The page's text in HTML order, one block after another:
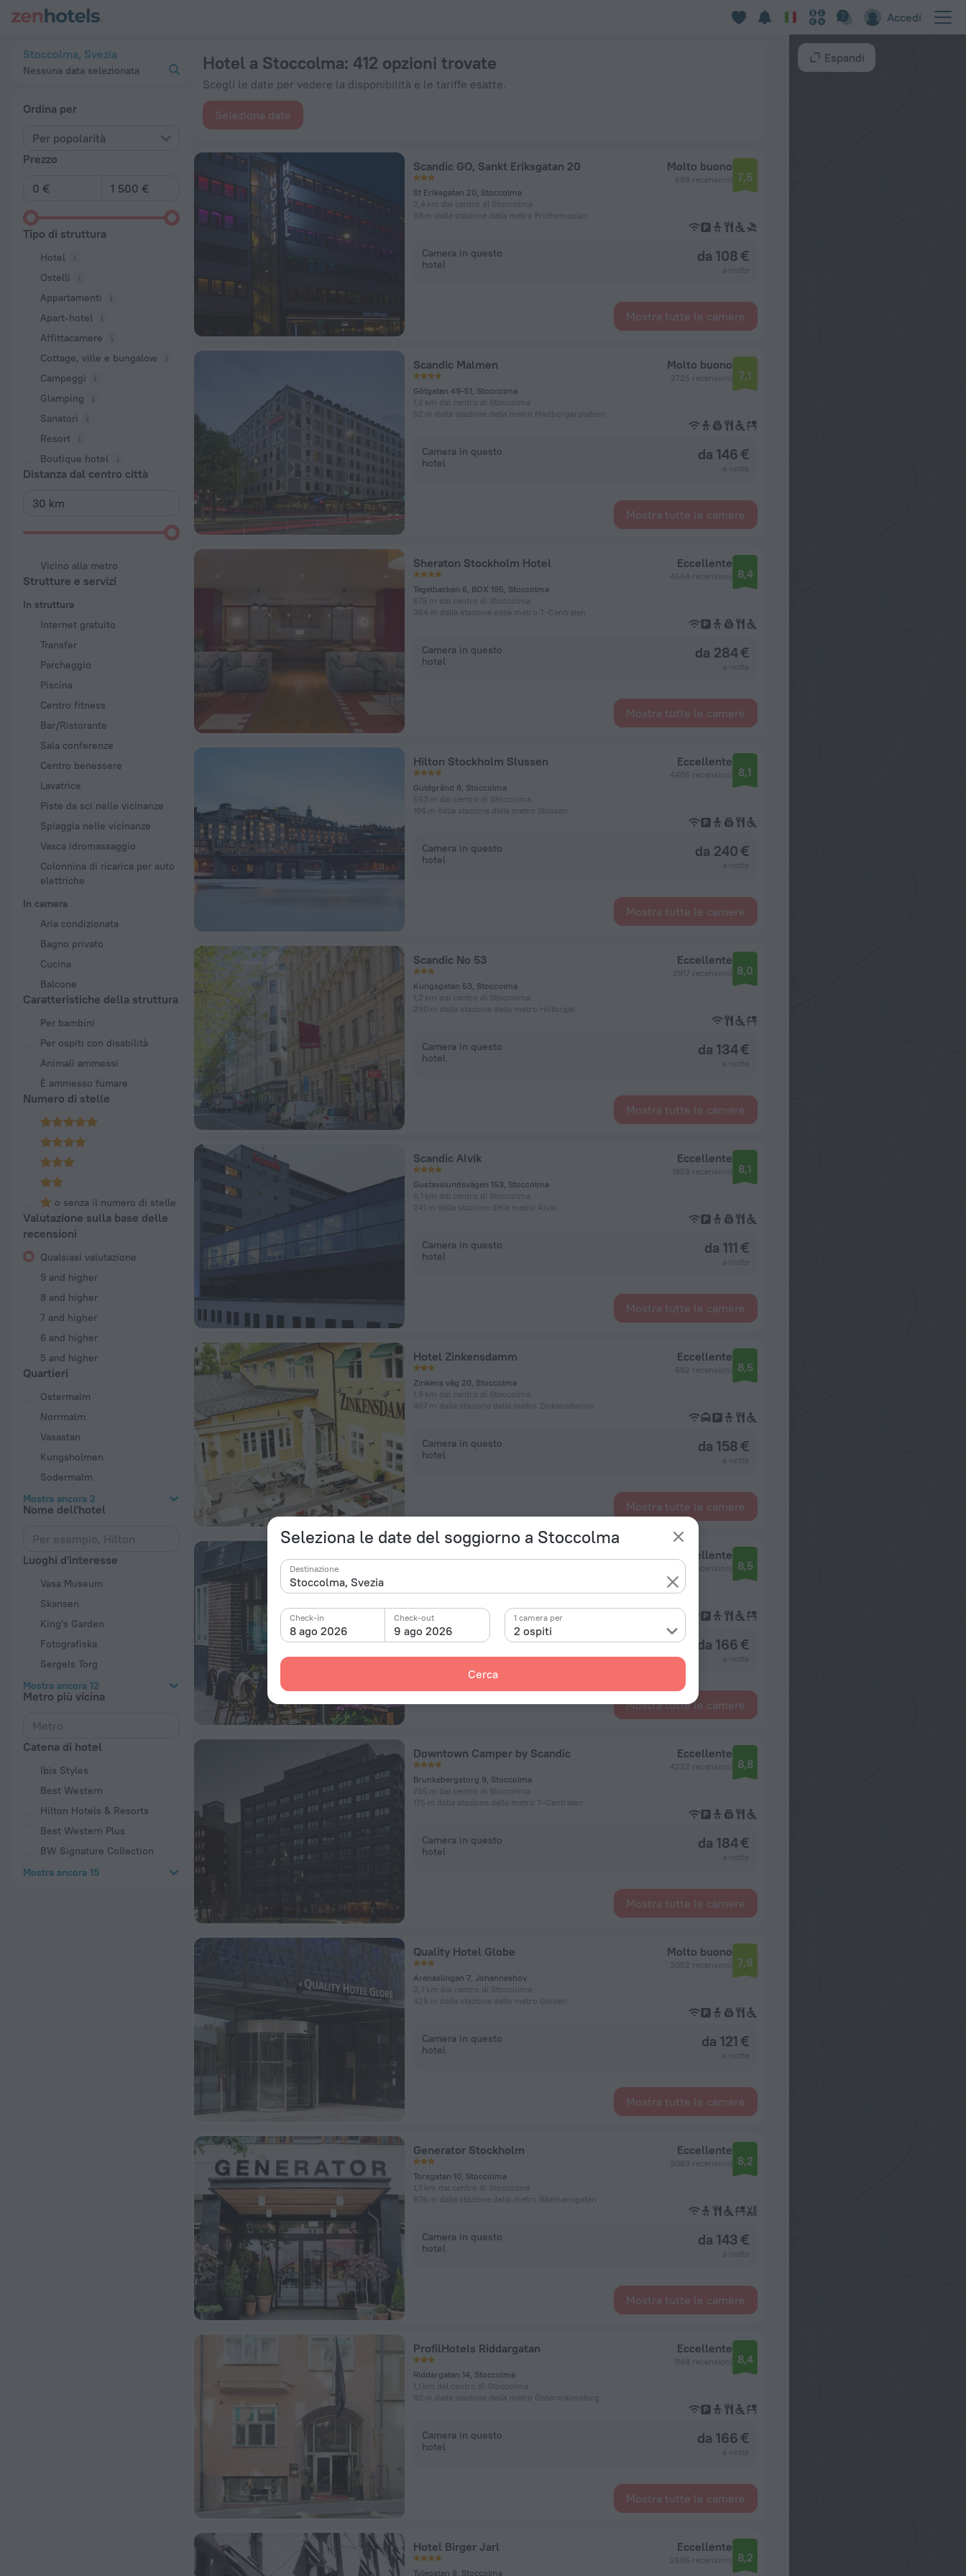
Accedi
Seleziona le date del soggiorno a Stoccolma
Destinazione
8 ago 2026
Check-in
9 ago 2026
Check-out
2 ospiti
1 camera per
Cerca
Stoccolma, Svezia
Nessuna data selezionata
Ordina per
Per popolarità
Prezzo
Tipo di struttura
Hotel
Ostelli
Appartamenti
Apart-hotel
Affittacamere
Cottage, ville e bungalow
Campeggi
Glamping
Sanatori
Resort
Boutique hotel
Distanza dal centro città
Vicino alla metro
Strutture e servizi
In struttura
Internet gratuito
Transfer
Parcheggio
Piscina
Centro fitness
Bar/Ristorante
Sala conferenze
Centro benessere
Lavatrice
Piste da sci nelle vicinanze
Spiaggia nelle vicinanze
Vasca idromassaggio
Colonnina di ricarica per auto
elettriche
In camera
Aria condizionata
Bagno privato
Cucina
Balcone
Caratteristiche della struttura
Per bambini
Per ospiti con disabilità
Animali ammessi
È ammesso fumare
Numero di stelle
o senza il numero di stelle
Valutazione sulla base delle
recensioni
Qualsiasi valutazione
9 and higher
8 and higher
7 and higher
6 and higher
5 and higher
Quartieri
Ostermalm
Norrmalm
Vasastan
Kungsholmen
Sodermalm
Mostra ancora 2
Nome dell'hotel
Luoghi d'interesse
Vasa Museum
Skansen
King's Garden
Fotografiska
Sergels Torg
Mostra ancora 12
Metro più vicina
Catena di hotel
Ibis Styles
Best Western
Hilton Hotels & Resorts
Best Western Plus
BW Signature Collection
Mostra ancora 15
Hotel a Stoccolma: 412 opzioni trovate
Scegli le date per vedere la disponibilità e le tariffe esatte.
Seleziona date
Scandic GO, Sankt Eriksgatan 20
St Eriksgatan 20, Stoccolma
2,4 km dal centro di Stoccolma
98 m dalla stazione della metro Fridhemsplan
Molto buono
688 recensioni 7,5
Camera in questo
hotel
da 108 €
Mostra tutte le camere
Scandic Malmen
Götgatan 49-51, Stoccolma
1,2 km dal centro di Stoccolma
52 m dalla stazione della metro Medborgarplatsen
Molto buono
2725 recensioni 7,1
Camera in questo
hotel
da 146 €
Mostra tutte le camere
Sheraton Stockholm Hotel
Tegelbacken 6, BOX 195, Stoccolma
675 m dal centro di Stoccolma
364 m dalla stazione della metro T-Centralen
Eccellente
4564 recensioni 8,4
Camera in questo
hotel
da 284 €
Mostra tutte le camere
Hilton Stockholm Slussen
Guldgränd 8, Stoccolma
553 m dal centro di Stoccolma
196 m dalla stazione della metro Slussen
Eccellente
4405 recensioni 8,1
Camera in questo
hotel
da 240 €
Mostra tutte le camere
Scandic No 53
Kungsgatan 53, Stoccolma
1,2 km dal centro di Stoccolma
290 m dalla stazione della metro Hötorget
Eccellente
2917 recensioni 8,0
Camera in questo
hotel
da 134 €
Mostra tutte le camere
Scandic Alvik
Gustavslundsvägen 153, Stoccolma
5,1 km dal centro di Stoccolma
241 m dalla stazione della metro Alvik
Eccellente
1859 recensioni 8,1
Camera in questo
hotel
da 111 €
Mostra tutte le camere
Hotel Zinkensdamm
Zinkens väg 20, Stoccolma
1,9 km dal centro di Stoccolma
467 m dalla stazione della metro Zinkensdamm
Eccellente
682 recensioni 8,5
Camera in questo
hotel
da 158 €
Mostra tutte le camere
1,8 km dal centro di Stoccolma
Eccellente
1330 recensioni 8,5
Camera in questo
da 166 €
Mostra tutte le camere
Downtown Camper by Scandic
Brunkebergstorg 9, Stoccolma
755 m dal centro di Stoccolma
175 m dalla stazione della metro T-Centralen
Eccellente
4232 recensioni 8,8
Camera in questo
hotel
da 184 €
Mostra tutte le camere
Quality Hotel Globe
Arenaslingan 7, Johanneshov
3,7 km dal centro di Stoccolma
425 m dalla stazione della metro Globen
Molto buono
3052 recensioni 7,9
Camera in questo
hotel
da 121 €
Mostra tutte le camere
Generator Stockholm
Torsgatan 10, Stoccolma
1,7 km dal centro di Stoccolma
676 m dalla stazione della metro Rådmansgatan
Eccellente
3083 recensioni 8,2
Camera in questo
hotel
da 143 €
Mostra tutte le camere
ProfilHotels Riddargatan
Riddargatan 14, Stoccolma
1,1 km dal centro di Stoccolma
92 m dalla stazione della metro Östermalmstorg
Eccellente
1148 recensioni 8,4
Camera in questo
hotel
da 166 €
Mostra tutte le camere
Hotel Birger Jarl
Tulegatan 8, Stoccolma
Eccellente
2565 recensioni 8,2
Espandi
Le 20 migliori Hotel a Stoccolma 2026 da 82 € - Prenota ora su ZenHotels.com